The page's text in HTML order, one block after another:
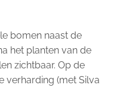
bomen naast de
het planten van de
zichtbaar. Op de
verharding (met Silva